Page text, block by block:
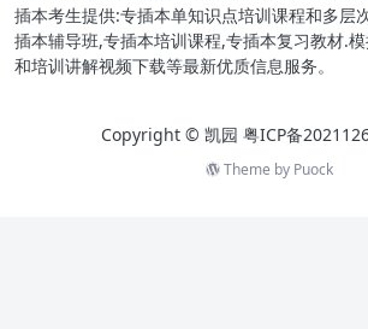
插本考生提供:专插本单知识点培训课程和多层
插本辅导班,专插本培训课程,专插本复习教材.
和培训讲解视频下载等最新优质信息服务。
Copyright © 凯园 粤ICP备
Theme by Puock